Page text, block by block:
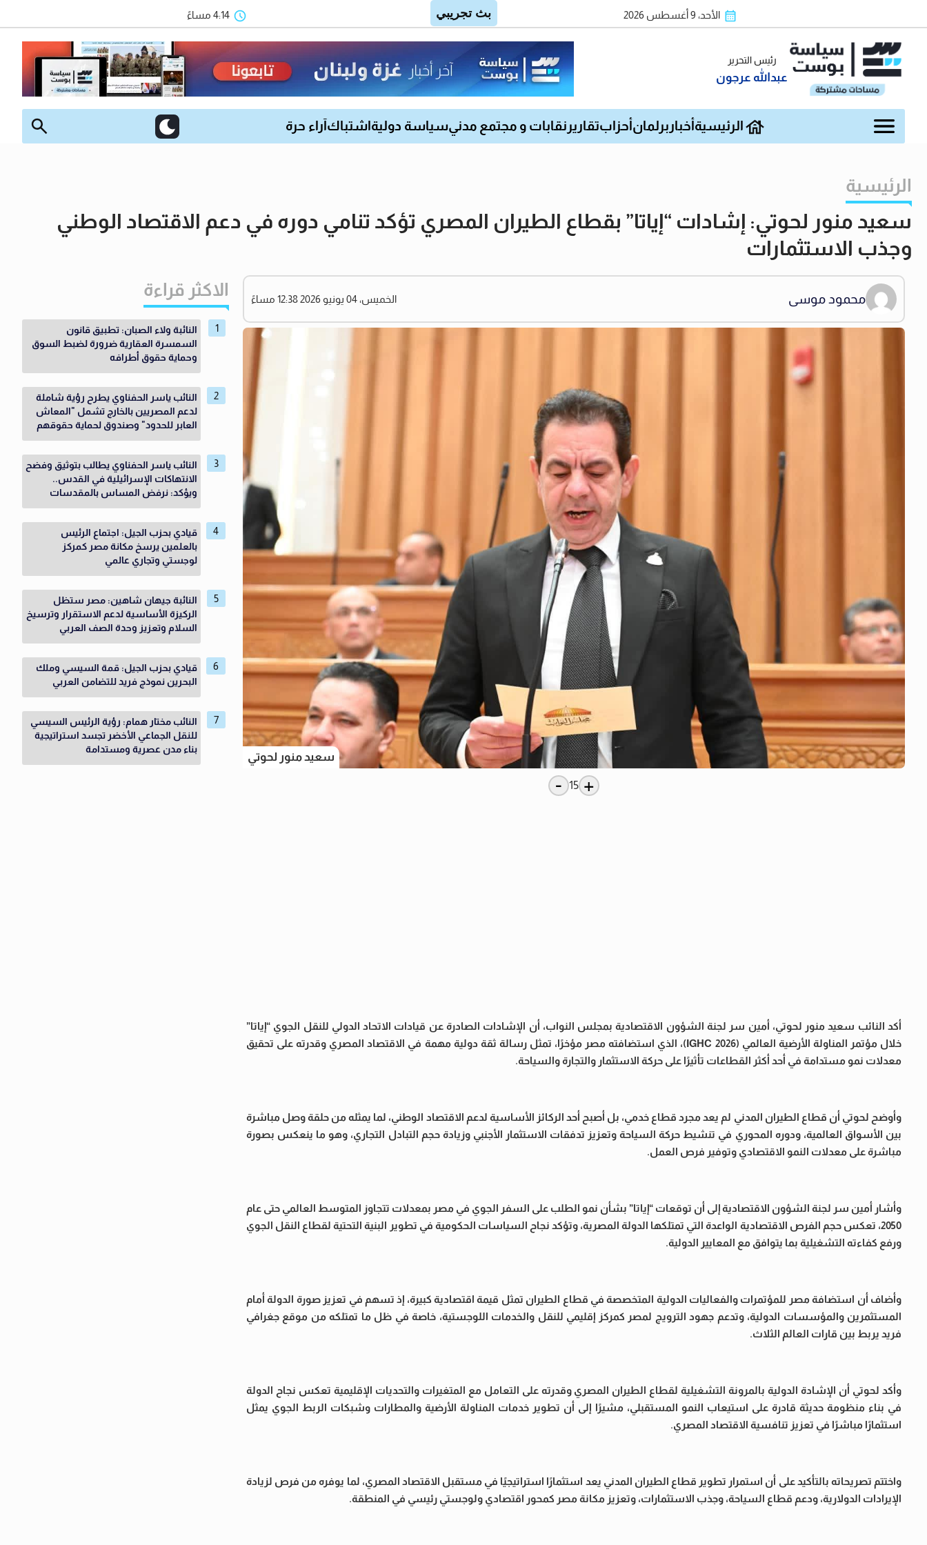
الأحد، 9 أغسطس 2026 4:14 مساءً
رئيس التحرير
عبدالله عرجون
الرئيسية أخبار برلمان أحزابتقارير نقابات و مجتمع مدنيسياسة دولية اشتباك آراء حرة
الرئيسية
سعيد منور لحوتي: إشادات “إياتا” بقطاع الطيران المصري تؤكد تنامي دوره في دعم الاقتصاد الوطني
وجذب الاستثمارات
محمود موسى الخميس، 04 يونيو 2026 12:38 مساءً
سعيد منور لحوتي
+
15
-
أكد النائب سعيد منور لحوتي، أمين سر لجنة الشؤون الاقتصادية بمجلس النواب، أن الإشادات الصادرة عن قيادات الاتحاد الدولي للنقل الجوي “إياتا”
خلال مؤتمر المناولة الأرضية العالمي (IGHC 2026)، الذي استضافته مصر مؤخرًا، تمثل رسالة ثقة دولية مهمة في الاقتصاد المصري وقدرته على تحقيق
معدلات نمو مستدامة في أحد أكثر القطاعات تأثيرًا على حركة الاستثمار والتجارة والسياحة.
وأوضح لحوتي أن قطاع الطيران المدني لم يعد مجرد قطاع خدمي، بل أصبح أحد الركائز الأساسية لدعم الاقتصاد الوطني، لما يمثله من حلقة وصل مباشرة
بين الأسواق العالمية، ودوره المحوري في تنشيط حركة السياحة وتعزيز تدفقات الاستثمار الأجنبي وزيادة حجم التبادل التجاري، وهو ما ينعكس بصورة
مباشرة على معدلات النمو الاقتصادي وتوفير فرص العمل.
وأشار أمين سر لجنة الشؤون الاقتصادية إلى أن توقعات “إياتا” بشأن نمو الطلب على السفر الجوي في مصر بمعدلات تتجاوز المتوسط العالمي حتى عام
2050، تعكس حجم الفرص الاقتصادية الواعدة التي تمتلكها الدولة المصرية، وتؤكد نجاح السياسات الحكومية في تطوير البنية التحتية لقطاع النقل الجوي
ورفع كفاءته التشغيلية بما يتوافق مع المعايير الدولية.
وأضاف أن استضافة مصر للمؤتمرات والفعاليات الدولية المتخصصة في قطاع الطيران تمثل قيمة اقتصادية كبيرة، إذ تسهم في تعزيز صورة الدولة أمام
المستثمرين والمؤسسات الدولية، وتدعم جهود الترويج لمصر كمركز إقليمي للنقل والخدمات اللوجستية، خاصة في ظل ما تمتلكه من موقع جغرافي
فريد يربط بين قارات العالم الثلاث.
وأكد لحوتي أن الإشادة الدولية بالمرونة التشغيلية لقطاع الطيران المصري وقدرته على التعامل مع المتغيرات والتحديات الإقليمية تعكس نجاح الدولة
في بناء منظومة حديثة قادرة على استيعاب النمو المستقبلي، مشيرًا إلى أن تطوير خدمات المناولة الأرضية والمطارات وشبكات الربط الجوي يمثل
استثمارًا مباشرًا في تعزيز تنافسية الاقتصاد المصري.
واختتم تصريحاته بالتأكيد على أن استمرار تطوير قطاع الطيران المدني يعد استثمارًا استراتيجيًا في مستقبل الاقتصاد المصري، لما يوفره من فرص لزيادة
الإيرادات الدولارية، ودعم قطاع السياحة، وجذب الاستثمارات، وتعزيز مكانة مصر كمحور اقتصادي ولوجستي رئيسي في المنطقة.
الاكثر قراءة
النائبة ولاء الصبان: تطبيق قانون
السمسرة العقارية ضرورة لضبط السوق
وحماية حقوق أطرافه
النائب ياسر الحفناوي يطرح رؤية شاملة
لدعم المصريين بالخارج تشمل "المعاش
العابر للحدود" وصندوق لحماية حقوقهم
النائب ياسر الحفناوي يطالب بتوثيق وفضح
الانتهاكات الإسرائيلية في القدس..
ويؤكد: نرفض المساس بالمقدسات
قيادي بحزب الجيل: اجتماع الرئيس
بالعلمين يرسخ مكانة مصر كمركز
لوجستي وتجاري عالمي
النائبة جيهان شاهين: مصر ستظل
الركيزة الأساسية لدعم الاستقرار وترسيخ
السلام وتعزيز وحدة الصف العربي
قيادي بحزب الجيل: قمة السيسي وملك
البحرين نموذج فريد للتضامن العربي
النائب مختار همام: رؤية الرئيس السيسي
للنقل الجماعي الأخضر تجسد استراتيجية
بناء مدن عصرية ومستدامة